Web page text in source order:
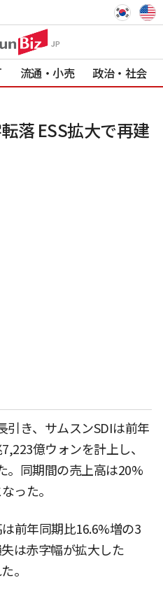
流通・小売 政治・社会
落 ESS拡大で再建
引き、サムスンSDIは前年
億ウォンを計上し、
。同期間の売上高は20%
った。
前年同期比16.6%増の3
は赤字幅が拡大した
。